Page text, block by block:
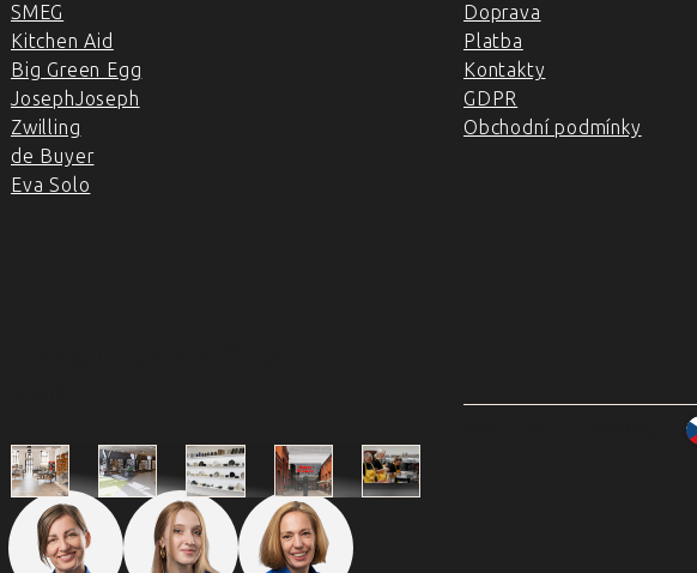
SMEG
Kitchen Aid
Big Green Egg
JosephJoseph
Zwilling
de Buyer
Eva Solo
Doprava
Platba
Kontakty
GDPR
Obchodní podmínky
Praha Praha
Outlet
Brno